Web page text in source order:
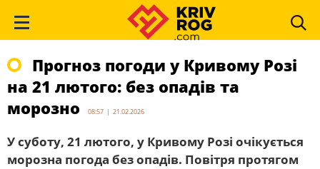
Прогноз погоди у Кривому Розі
на 21 лютого: без опадів та
морозно
08:57 | 21.02.2026
У суботу, 21 лютого, у Кривому Розі очікується
морозна погода без опадів. Повітря протягом